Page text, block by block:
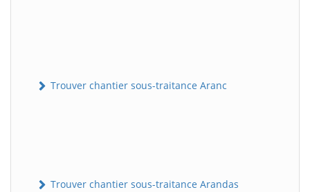
Trouver chantier sous-traitance Aranc
Trouver chantier sous-traitance Arandas